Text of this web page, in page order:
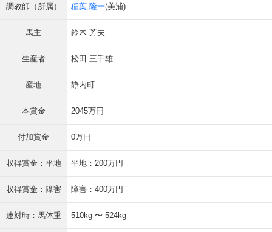
調教師（所属） 稲葉 隆一(美浦)
馬主 鈴木 芳夫
生産者 松田 三千雄
産地 静内町
本賞金 2045万円
付加賞金 0万円
収得賞金：平地 平地：200万円
収得賞金：障害 障害：400万円
連対時：馬体重 510kg 〜 524kg